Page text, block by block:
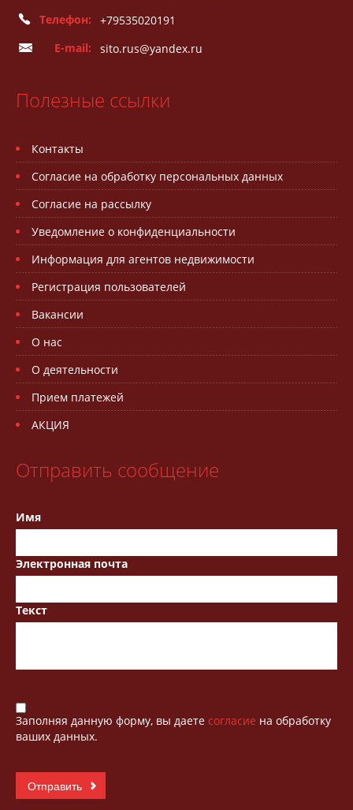
Телефон:
+79535020191
E-mail:
sito.rus@yandex.ru
Полезные ссылки
Контакты
Согласие на обработку персональных данных
Согласие на рассылку
Уведомление о конфиденциальности
Информация для агентов недвижимости
Регистрация пользователей
Вакансии
О нас
О деятельности
Прием платежей
АКЦИЯ
Отправить сообщение
Имя
Электронная почта
Текст
Заполняя данную форму, вы даете согласие на обработку
ваших данных.